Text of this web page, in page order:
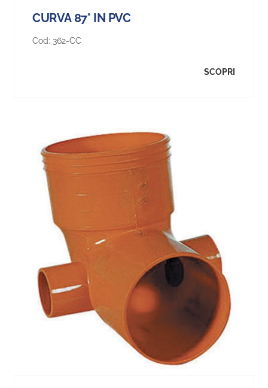
CURVA 87° IN PVC
Cod: 362-CC
SCOPRI